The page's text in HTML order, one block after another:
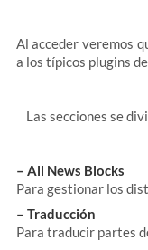
Al acceder veremos
a los típicos plugins
Las secciones se
– All News Blocks
Para gestionar los
– Traducción
Para traducir partes